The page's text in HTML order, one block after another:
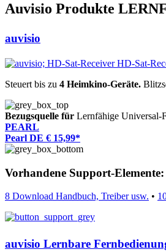
Auvisio Produkte
auvisio
Steuert bis zu 4 Heimkino-Geräte.
Bezugsquelle für Lernfähige Universal-
PEARL
Pearl DE € 15,99*
Vorhandene Support-Elemente:
8 Download Handbuch, Treiber usw. •
auvisio Lernbare